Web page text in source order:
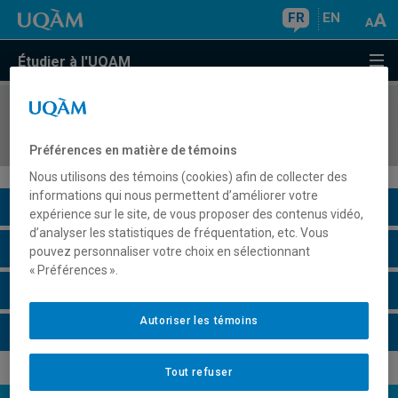
FR EN
Étudier à l'UQAM
COURS//
Description du cours
Horaire - Été 2026
Préférences en matière de témoins
Nous utilisons des témoins (cookies) afin de collecter des
informations qui nous permettent d’améliorer votre
expérience sur le site, de vous proposer des contenus vidéo,
d’analyser les statistiques de fréquentation, etc. Vous
pouvez personnaliser votre choix en sélectionnant
« Préférences ».
Tout refuser
Autoriser les témoins